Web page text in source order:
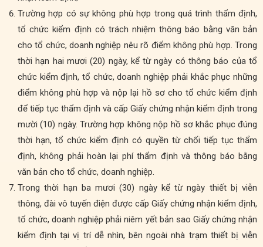
Trường hợp có sự không phù hợp trong quá trình thẩm định,
tổ chức kiểm định có trách nhiệm thông báo bằng văn bản
cho tổ chức, doanh nghiệp nêu rõ điểm không phù hợp. Trong
thời hạn hai mươi (20) ngày, kể từ ngày có thông báo của tổ
chức kiểm định, tổ chức, doanh nghiệp phải khắc phục những
điểm không phù hợp và nộp lại hồ sơ cho tổ chức kiểm định
để tiếp tục thẩm định và cấp Giấy chứng nhận kiểm định trong
mười (10) ngày. Trường hợp không nộp hồ sơ khắc phục đúng
thời hạn, tổ chức kiểm định có quyền từ chối tiếp tục thẩm
định, không phải hoàn lại phí thẩm định và thông báo bằng
văn bản cho tổ chức, doanh nghiệp.
Trong thời hạn ba mươi (30) ngày kể từ ngày thiết bị viễn
thông, đài vô tuyến điện được cấp Giấy chứng nhận kiểm định,
tổ chức, doanh nghiệp phải niêm yết bản sao Giấy chứng nhận
kiểm định tại vị trí dễ nhìn, bên ngoài nhà trạm thiết bị viễn